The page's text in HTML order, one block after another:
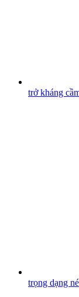
trở kháng
trọng dạng